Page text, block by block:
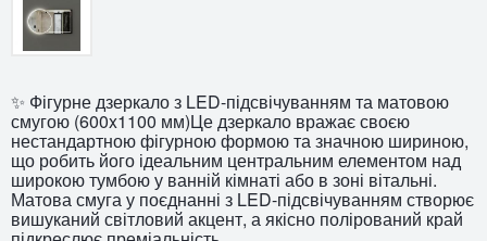
✨ Фігурне дзеркало з LED-підсвічуванням та матовою
смугою (600x1100 мм)Це дзеркало вражає своєю
нестандартною фігурною формою та значною шириною,
що робить його ідеальним центральним елементом над
широкою тумбою у ванній кімнаті або в зоні вітальні.
Матова смуга у поєднанні з LED-підсвічуванням створює
вишуканий світловий акцент, а якісно полірований край